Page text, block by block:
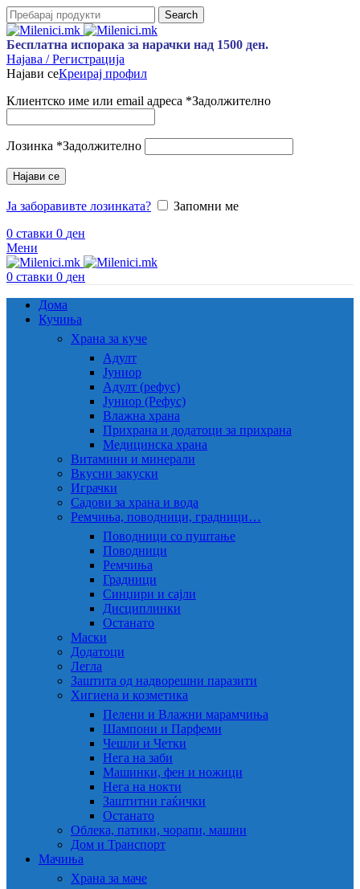
Search
Бесплатна испорака за нарачки над 1500 ден.
Најава / Регистрација
Најави сеКреирај профил
Клиентско име или email адреса *Задолжително
Лозинка *Задолжително
Најави се
Ја заборавивте лозинката?
Запомни ме
0 ставки 0 ден
Мени
0 ставки 0 ден
Дома
Кучиња
Храна за куче
Адулт
Јуниор
Адулт (рефус)
Јуниор (Рефус)
Влажна храна
Прихрана и додатоци за прихрана
Медицинска храна
Витамини и минерали
Вкусни закуски
Играчки
Садови за храна и вода
Ремчиња, поводници, градници…
Поводници со пуштање
Поводници
Ремчиња
Градници
Синџири и сајли
Дисциплинки
Останато
Маски
Додатоци
Легла
Заштита од надворешни паразити
Хигиена и козметика
Пелени и Влажни марамчиња
Шампони и Парфеми
Чешли и Четки
Нега на заби
Машинки, фен и ножици
Нега на нокти
Заштитни гаќички
Останато
Облека, патики, чорапи, машни
Дом и Транспорт
Мачиња
Храна за маче